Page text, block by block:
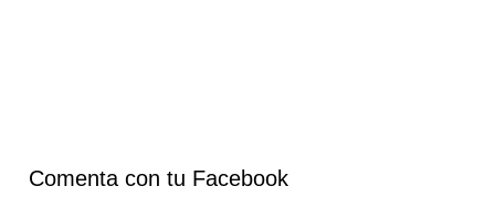
Comenta con tu Facebook